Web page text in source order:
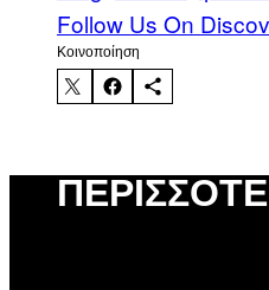
Follow Us On
Kοινοποίηση